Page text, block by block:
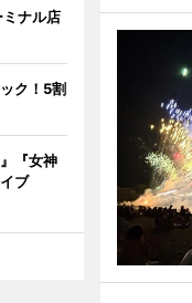
ナル店
ク！5割
『女神
ブ